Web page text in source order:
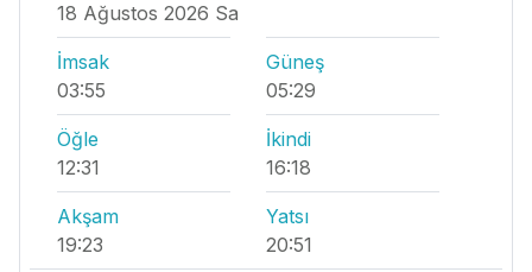
18 Ağustos 2026 Sa
İmsak
03:55
Güneş
05:29
Öğle
12:31
İkindi
16:18
Akşam
19:23
Yatsı
20:51